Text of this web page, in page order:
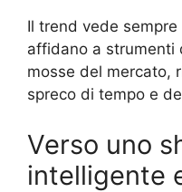
Il trend vede
affidano a strumenti
mosse del mercato,
spreco di tempo e
Verso uno
intelligente